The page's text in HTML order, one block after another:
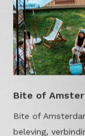
Bite of
Bite of
beleving,